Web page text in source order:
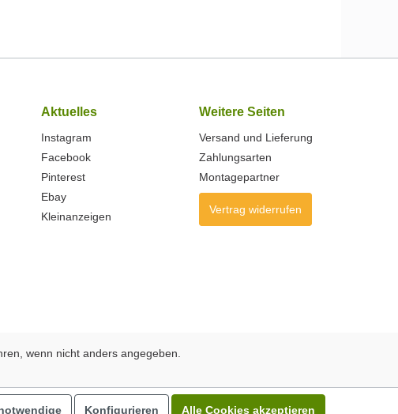
Aktuelles
Instagram
Facebook
Pinterest
Ebay
Kleinanzeigen
Weitere Seiten
Versand und Lieferung
Zahlungsarten
Montagepartner
Vertrag widerrufen
wenn nicht anders angegeben.
Konfigurieren Alle Cookies akzeptieren